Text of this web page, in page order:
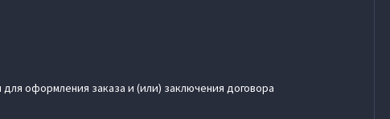
оформления заказа и (или) заключения договора